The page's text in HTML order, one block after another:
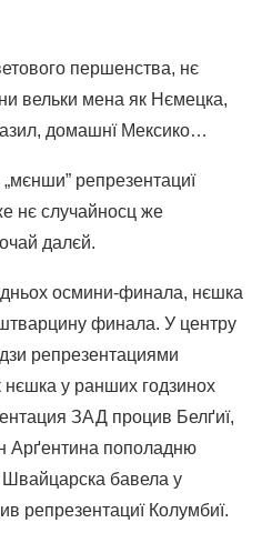
першенства, нє
вельки мена як Нємецка,
домашнї Мексико…
репрезентациї
нє случайносц же
далєй.
дньох осмини-финала, нєшка
финала. У центру
репрезентациями
у ранших годзинох
ЗАД процив Белґиї,
Арґентина пополадню
бавела у
репрезентациї Колумбиї.